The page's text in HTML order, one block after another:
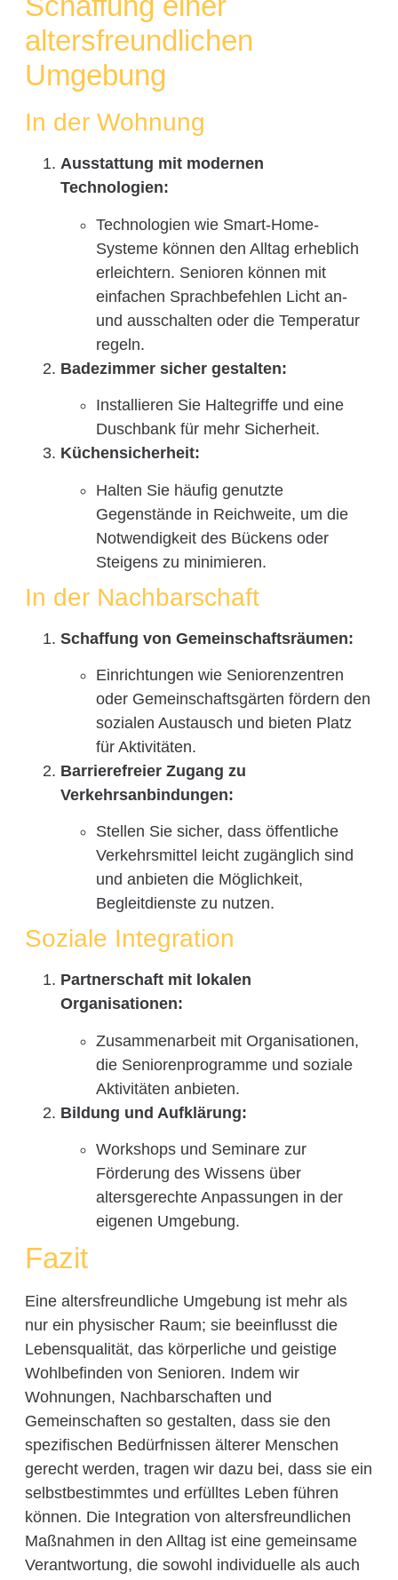
altersfreundlichen
Umgebung
In der Wohnung
Ausstattung mit modernen
Technologien:
Technologien wie Smart-Home-
Systeme können den Alltag erheblich
erleichtern. Senioren können mit
einfachen Sprachbefehlen Licht an-
und ausschalten oder die Temperatur
regeln.
Badezimmer sicher gestalten:
Installieren Sie Haltegriffe und eine
Duschbank für mehr Sicherheit.
Küchensicherheit:
Halten Sie häufig genutzte
Gegenstände in Reichweite, um die
Notwendigkeit des Bückens oder
Steigens zu minimieren.
In der Nachbarschaft
Schaffung von Gemeinschaftsräumen:
Einrichtungen wie Seniorenzentren
oder Gemeinschaftsgärten fördern den
sozialen Austausch und bieten Platz
für Aktivitäten.
Barrierefreier Zugang zu
Verkehrsanbindungen:
Stellen Sie sicher, dass öffentliche
Verkehrsmittel leicht zugänglich sind
und anbieten die Möglichkeit,
Begleitdienste zu nutzen.
Soziale Integration
Partnerschaft mit lokalen
Organisationen:
Zusammenarbeit mit Organisationen,
die Seniorenprogramme und soziale
Aktivitäten anbieten.
Bildung und Aufklärung:
Workshops und Seminare zur
Förderung des Wissens über
altersgerechte Anpassungen in der
eigenen Umgebung.
Fazit
Eine altersfreundliche Umgebung ist mehr als
nur ein physischer Raum; sie beeinflusst die
Lebensqualität, das körperliche und geistige
Wohlbefinden von Senioren. Indem wir
Wohnungen, Nachbarschaften und
Gemeinschaften so gestalten, dass sie den
spezifischen Bedürfnissen älterer Menschen
gerecht werden, tragen wir dazu bei, dass sie ein
selbstbestimmtes und erfülltes Leben führen
können. Die Integration von altersfreundlichen
Maßnahmen in den Alltag ist eine gemeinsame
Verantwortung, die sowohl individuelle als auch